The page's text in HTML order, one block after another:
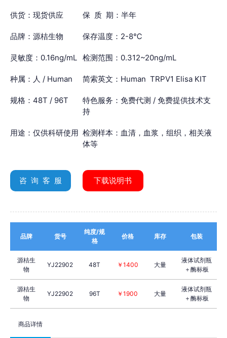
供货：现货供应 保 质 期：半年
品牌：源桔生物 保存温度：2-8℃
灵敏度：0.16ng/mL 检测范围：0.312~20ng/mL
种属：人 / Human 简索英文：Human TRPV1 Elisa KIT
规格：48T / 96T
特色服务：免费代测 / 免费提供技术支
持
用途：仅供科研使用 检测样本：血清，血浆，组织，相关液
体等
咨 询 客 服 下载说明书
品牌 货号
纯度/规
格
价格 库存 包装
源桔生
物
YJ22902 48T ￥1400 大量
液体试剂瓶
＋酶标板
源桔生
物
YJ22902 96T ￥1900 大量
液体试剂瓶
＋酶标板
商品详情